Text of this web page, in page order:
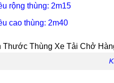
rộng thùng: 2m15
cao thùng: 2m40